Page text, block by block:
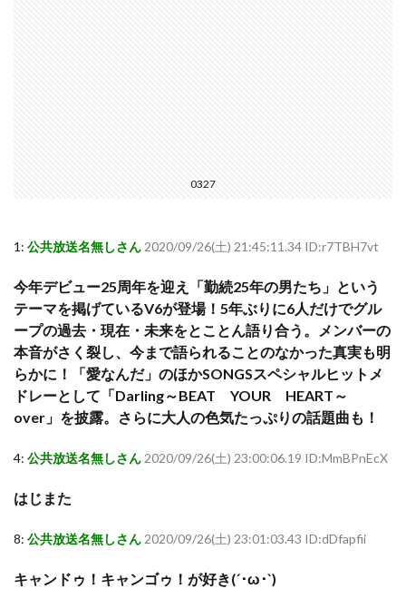
0327
1: 公共放送名無しさん2020/09/26(土) 21:45:11.34 ID:r7TBH7vt
今年デビュー25周年を迎え「勤続25年の男たち」という
テーマを掲げているV6が登場！5年ぶりに6人だけでグル
ープの過去・現在・未来をとことん語り合う。メンバーの
本音がさく裂し、今まで語られることのなかった真実も明
らかに！「愛なんだ」のほかSONGSスペシャルヒットメ
ドレーとして「Darling～BEAT YOUR HEART～
over」を披露。さらに大人の色気たっぷりの話題曲も！
4: 公共放送名無しさん2020/09/26(土) 23:00:06.19 ID:MmBPnEcX
はじまた
8: 公共放送名無しさん2020/09/26(土) 23:01:03.43 ID:dDfapfii
キャンドゥ！キャンゴゥ！が好き(´･ω･`)